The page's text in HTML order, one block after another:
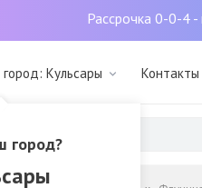
Рассрочка 0-0-4
Кульсары
город?
Контакты